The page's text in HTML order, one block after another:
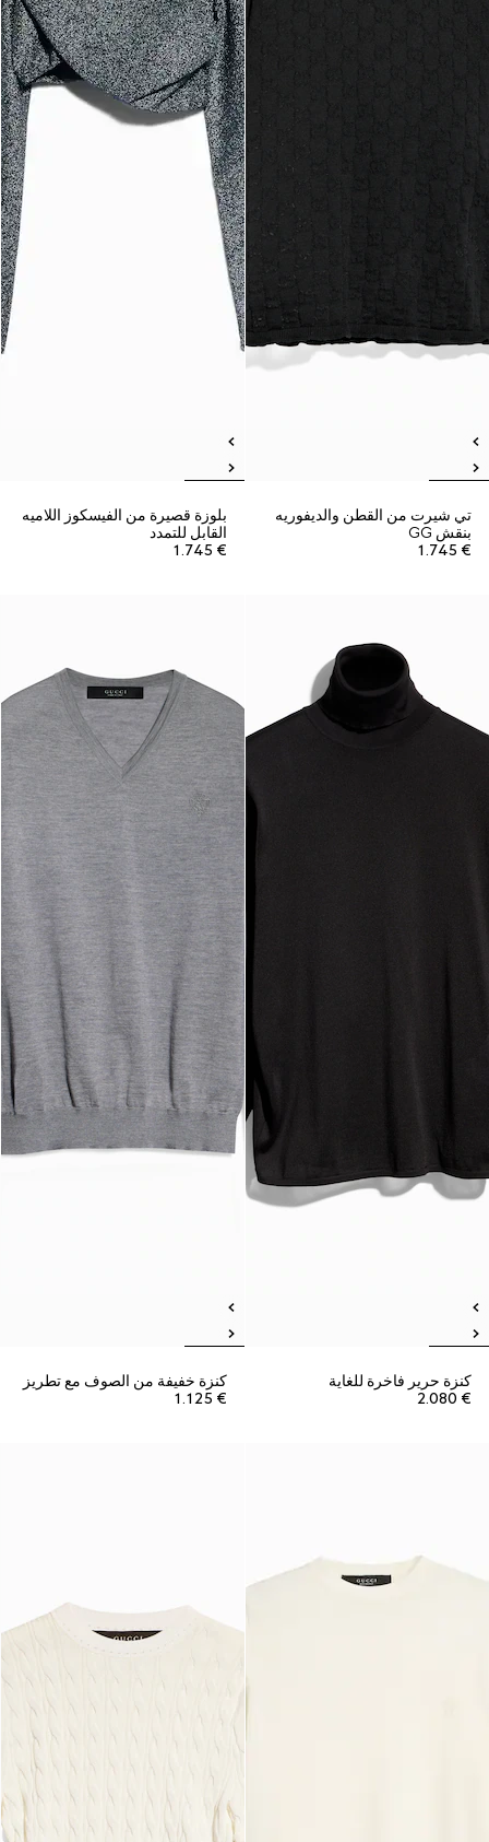
تي شيرت من القطن والديفوريه
بنقش GG
€ 1.745
بلوزة قصيرة من الفيسكوز اللاميه
القابل للتمدد
€ 1.745
كنزة حرير فاخرة للغاية
€ 2.080
كنزة خفيفة من الصوف مع تطريز
€ 1.125